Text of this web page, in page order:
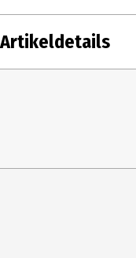
Artikeldetails